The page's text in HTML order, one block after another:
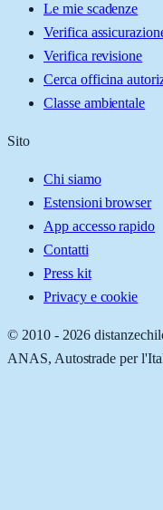
Le mie scadenze
Verifica
Verifica revisione
Cerca officina
Classe ambientale
Sito
Chi siamo
Estensioni browser
App accesso rapido
Contatti
Press kit
Privacy e cookie
© 2010 - 2026
ANAS, Autostrade per